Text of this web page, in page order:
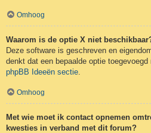
Omhoog
Waarom is de optie X niet
Deze software is geschreven en
denkt dat een bepaalde optie
phpBB Ideeën sectie.
Omhoog
Met wie moet ik contact opnemen
kwesties in verband met dit forum?